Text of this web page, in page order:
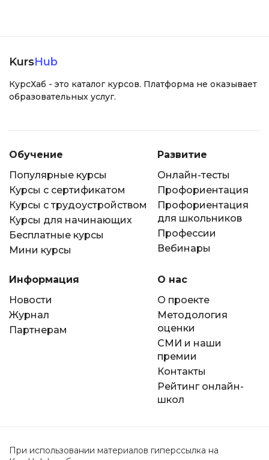
KursHub
КурсХаб - это каталог курсов. Платформа не оказывает
образовательных услуг.
Обучение
Популярные курсы
Курсы с сертификатом
Курсы с трудоустройством
Курсы для начинающих
Бесплатные курсы
Мини курсы
Развитие
Онлайн-тесты
Профориентация
Профориентация
для школьников
Профессии
Вебинары
Информация
Новости
Журнал
Партнерам
О нас
О проекте
Методология
оценки
СМИ и наши
премии
Контакты
Рейтинг онлайн-
школ
При использовании материалов гиперссылка на